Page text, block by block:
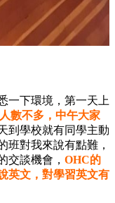
一下環境，第一天上
數不多，中午大家
到學校就有同學主動
班對我來說有點難，
交談機會， OHC的
英文，對學習英文有